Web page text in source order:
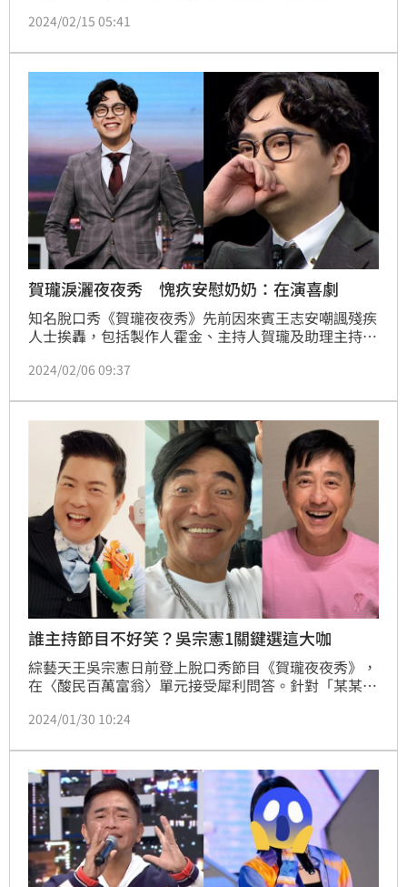
片道歉，承製作疏失，虛心檢討，並強調模仿身障者絕
選民進黨，而陳俊翰當時也以高EQ回應，秀出格局。
2024/02/15 05:41
賀瓏淚灑夜夜秀 愧疚安慰奶奶：在演喜劇
知名脫口秀《賀瓏夜夜秀》先前因來賓王志安嘲諷殘疾
人士挨轟，包括製作人霍金、主持人賀瓏及助理主持人
身錄製節目本季最後一集；談及高齡90歲的奶奶在事發
會和前身《博恩夜夜秀》一樣做滿3季節目。
2024/02/06 09:37
誰主持節目不好笑？吳宗憲1關鍵選這大咖
綜藝天王吳宗憲日前登上脫口秀節目《賀瓏夜夜秀》，
在〈酸民百萬富翁〉單元接受犀利問答。針對「某某主
題，不少人以為他會選擇數月前才諷刺過的曾國城；沒
關鍵原因。
2024/01/30 10:24